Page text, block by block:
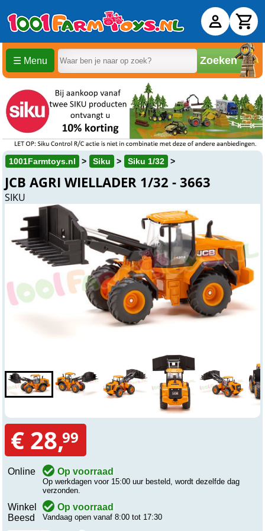
☰ Menu Zoeken
1001Farmtoys.nl Siku Siku 1/32
JCB AGRI WIELLADER 1/32 - 3663
SIKU
€ 28,99
Online Op voorraad
Op werkdagen voor 15:00 uur besteld, wordt dezelfde dag
verzonden.
Winkel
Beesd
Op voorraad
Vandaag open vanaf 8:00 tot 17:30